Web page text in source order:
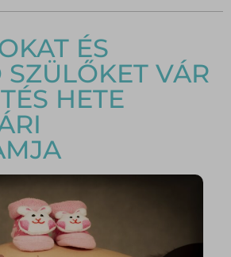
ÉS
SZÜLŐKET VÁR
HETE